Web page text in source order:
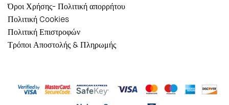
Όροι Χρήσης- Πολιτική απορρήτου
Πολιτική Cookies
Πολιτική Επιστροφών
Τρόποι Αποστολής & Πληρωμής